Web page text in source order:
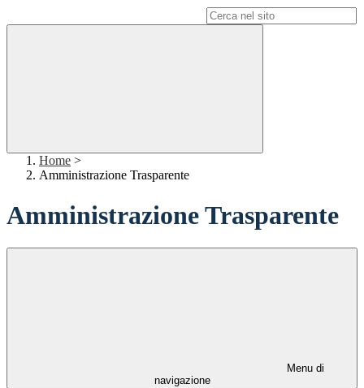
Home >
Amministrazione Trasparente
Amministrazione Trasparente
Menu di
navigazione